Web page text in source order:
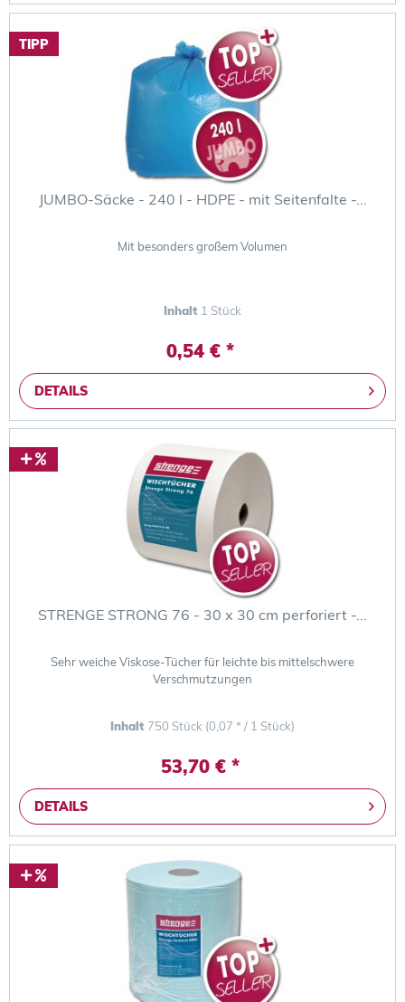
TIPP
JUMBO-Säcke - 240 l - HDPE - mit Seitenfalte -...
Mit besonders großem Volumen
Inhalt 1 Stück
0,54 € *
DETAILS
STRENGE STRONG 76 - 30 x 30 cm perforiert -...
Sehr weiche Viskose-Tücher für leichte bis mittelschwere
Verschmutzungen
Inhalt 750 Stück (0,07 * / 1 Stück)
53,70 € *
DETAILS